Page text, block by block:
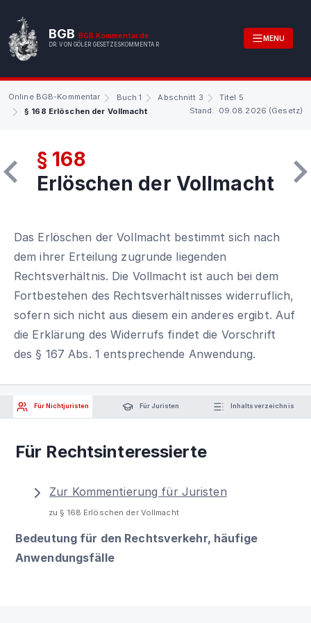
BGB BGB.Kommentar.de
DR. VON GÖLER GESETZESKOMMENTAR
MENU
Online BGB-Kommentar Buch 1 Abschnitt 3
Titel 5
§ 168 Erlöschen der Vollmacht
Stand: 09.08.2026 (Gesetz)
§ 168
Erlöschen der Vollmacht
Das Erlöschen der Vollmacht bestimmt sich nach
dem ihrer Erteilung zugrunde liegenden
Rechtsverhältnis. Die Vollmacht ist auch bei dem
Fortbestehen des Rechtsverhältnisses widerruflich,
sofern sich nicht aus diesem ein anderes ergibt. Auf
die Erklärung des Widerrufs findet die Vorschrift
des § 167 Abs. 1 entsprechende Anwendung.
Für Nichtjuristen Für Juristen Inhaltsverzeichnis
Für Rechtsinteressierte
Zur Kommentierung für Juristen
zu § 168 Erlöschen der Vollmacht
Bedeutung für den Rechtsverkehr, häufige
Anwendungsfälle